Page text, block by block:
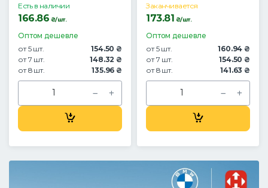
Есть в наличии
166.86 ₴/шт.
Оптом дешевле
от 5 шт.
154.50 ₴
от 7 шт.
148.32 ₴
от 8 шт.
135.96 ₴
Заканчивается
173.81 ₴/шт.
Оптом дешевле
от 5 шт.
160.94 ₴
от 7 шт.
154.50 ₴
от 8 шт.
141.63 ₴